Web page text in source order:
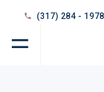
(317) 284 - 1978